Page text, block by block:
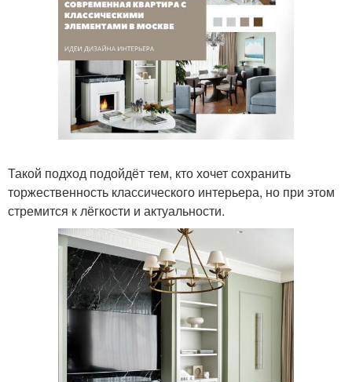
Такой подход подойдёт тем, кто хочет сохранить
торжественность классического интерьера, но при этом
стремится к лёгкости и актуальности.